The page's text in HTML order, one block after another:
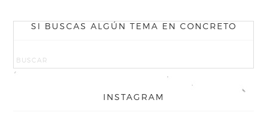
SI BUSCAS ALGÚN TEMA EN CONCRETO
INSTAGRAM